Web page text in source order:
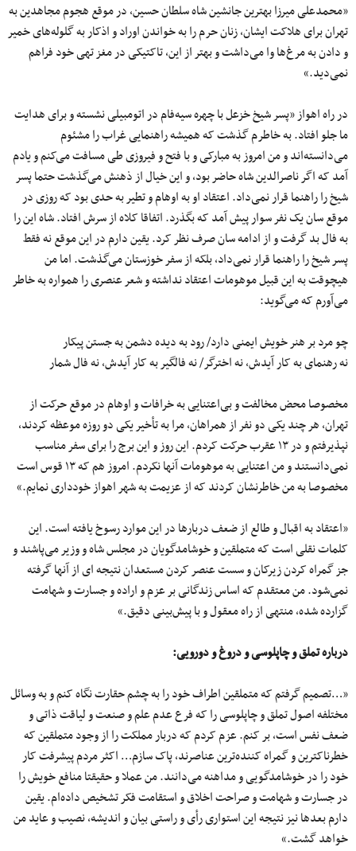
«محمدعلی میرزا بهترین جانشین شاه سلطان حسین، در موقع هجوم مجاهدین به
تهران برای هلاکت ایشان، زنان حرم را به خواندن اوراد و اذکار به گلوله‌های خمیر
و دادن به مرغ‌ها وا می‌داشت و بهتر از این، تاکتیکی در مغز تهی خود فراهم
نمی‌دید.»
در راه اهواز «پسر شیخ خزعل با چهره سیه‌فام در اتومبیلی نشسته و برای هدایت
ما جلو افتاد. به خاطرم گذشت که همیشه راهنمایی غراب را مشئوم
می‌دانسته‌اند و من امروز به مبارکی و با فتح و فیروزی طی مسافت می‌کنم و یادم
آمد که اگر ناصرالدین شاه حاضر بود، و این خیال از ذهنش می‌گذشت حتما پسر
شیخ را راهنما قرار نمی‌داد. اعتقاد او به اوهام و تطیر به حدی بود که روزی در
موقع سان یک نفر سوار پیش آمد که بگذرد. اتفاقا کلاه از سرش افتاد. شاه این را
به فال بد گرفت و از ادامه سان صرف نظر کرد. یقین دارم در این موقع نه فقط
پسر شیخ را راهنما قرار نمی‌داد، بلکه از سفر خوزستان می‌گذشت. اما من
هیچوقت به این قبیل موهومات اعتقاد نداشته و شعر عنصری را همواره به خاطر
می‌آورم که می‌گوید:
چو مرد بر هنر خویش ایمنی دارد/ رود به دیده دشمن به جستن پیکار
نه رهنمای به کار آیدش، نه اخترگر/ نه فالگیر به کار آیدش، نه فال شمار
مخصوصا محض مخالفت و بی‌اعتنایی به خرافات و اوهام در موقع حرکت از
تهران، هر چند یکی دو نفر از همراهان، مرا به تأخیر یکی دو روزه موعظه کردند،
نپذیرفتم و در ۱۳ عقرب حرکت کردم. این روز و این برج را برای سفر مناسب
نمی‌دانستند و من اعتنایی به موهومات آنها نکردم. امروز هم که ۱۳ قوس است
مخصوصا به من خاطرنشان کردند که از عزیمت به شهر اهواز خودداری نمایم.»
«اعتقاد به اقبال و طالع از ضعف دربارها در این موارد رسوخ یافته است. این
کلمات نقلی است که متملقین و خوشامدگویان در مجلس شاه و وزیر می‌پاشند و
جز گمراه کردن زیرکان و سست عنصر کردن مستعدان نتیجه ای از آنها گرفته
نمی‌شود. من معتقدم که اساس زندگانی بر عزم و اراده و جسارت و شهامت
گزارده شده، منتهی از راه معقول و با پیش‌بینی دقیق.»
درباره تملق و چاپلوسی و دروغ و دورویی:
«…تصمیم گرفتم که متملقین اطراف خود را به چشم حقارت نگاه کنم و به وسائل
مختلفه اصول تملق و چاپلوسی را که فرع عدم علم و صنعت و لیاقت ذاتی و
ضعف نفس است، بر کنم. عزم کردم که دربار مملکت را از وجود متملقین که
خطرناکترین و گمراه کننده‌ترین عناصرند، پاک سازم… اکثر مردم پیشرفت کار
خود را در خوشامدگویی و مداهنه می‌دانند. من عملا و حقیقتا منافع خویش را
در جسارت و شهامت و صراحت اخلاق و استقامت فکر تشخیص داده‌ام. یقین
دارم بعدها نیز نتیجه این استواری رأی و راستی بیان و اندیشه، نصیب و عاید من
خواهد گشت.»